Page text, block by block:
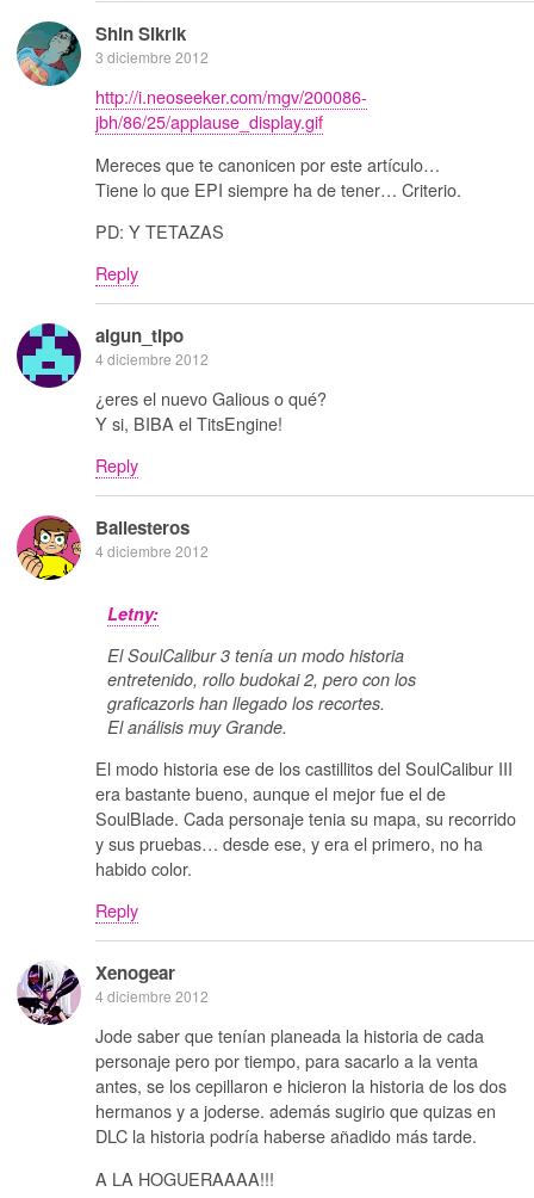
Shin Sikrik
3 diciembre 2012
http://i.neoseeker.com/mgv/200086-
jbh/86/25/applause_display.gif
Mereces que te canonicen por este artículo…
Tiene lo que EPI siempre ha de tener… Criterio.
PD: Y TETAZAS
Reply
algun_tipo
4 diciembre 2012
¿eres el nuevo Galious o qué?
Y si, BIBA el TitsEngine!
Reply
Ballesteros
4 diciembre 2012
Letny:
El SoulCalibur 3 tenía un modo historia
entretenido, rollo budokai 2, pero con los
graficazorls han llegado los recortes.
El análisis muy Grande.
El modo historia ese de los castillitos del SoulCalibur III
era bastante bueno, aunque el mejor fue el de
SoulBlade. Cada personaje tenia su mapa, su recorrido
y sus pruebas… desde ese, y era el primero, no ha
habido color.
Reply
Xenogear
4 diciembre 2012
Jode saber que tenían planeada la historia de cada
personaje pero por tiempo, para sacarlo a la venta
antes, se los cepillaron e hicieron la historia de los dos
hermanos y a joderse. además sugirio que quizas en
DLC la historia podría haberse añadido más tarde.
A LA HOGUERAAAA!!!